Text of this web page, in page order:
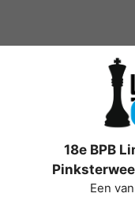
de
18e BPB
Een